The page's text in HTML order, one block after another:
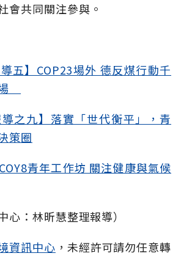
會共同關注參與。
導五】COP23場外 德反煤行動千
導之九】落實「世代衡平」，青
策圈
青年工作坊 關注健康與氣候
心：林昕慧整理報導）
資訊中心 ，未經許可請勿任意轉